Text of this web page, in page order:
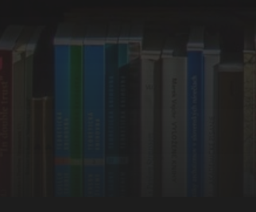
Част 4 (1944-1989)